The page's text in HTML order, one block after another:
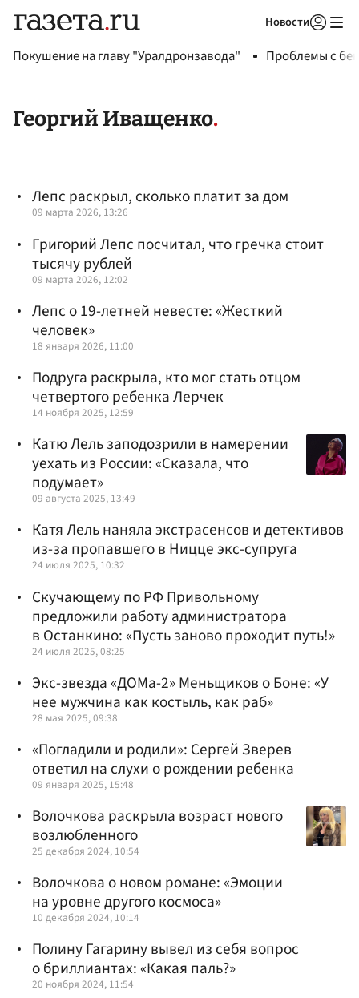
Новости
Покушение на главу "Уралдронзавода" Проблемы с
Георгий Иващенко
Лепс раскрыл, сколько платит за дом
09 марта 2026, 13:26
Григорий Лепс посчитал, что гречка стоит
тысячу рублей
09 марта 2026, 12:02
Лепс о 19-летней невесте: «Жесткий
человек»
18 января 2026, 11:00
Подруга раскрыла, кто мог стать отцом
четвертого ребенка Лерчек
14 ноября 2025, 12:59
Катю Лель заподозрили в намерении
уехать из России: «Сказала, что
подумает»
09 августа 2025, 13:49
Катя Лель наняла экстрасенсов и детективов
из-за пропавшего в Ницце экс-супруга
24 июля 2025, 10:32
Скучающему по РФ Привольному
предложили работу администратора
в Останкино: «Пусть заново проходит путь!»
24 июля 2025, 08:25
Экс-звезда «ДОМа-2» Меньщиков о Боне: «У
нее мужчина как костыль, как раб»
28 мая 2025, 09:38
«Погладили и родили»: Сергей Зверев
ответил на слухи о рождении ребенка
09 января 2025, 15:48
Волочкова раскрыла возраст нового
возлюбленного
25 декабря 2024, 10:54
Волочкова о новом романе: «Эмоции
на уровне другого космоса»
10 декабря 2024, 10:14
Полину Гагарину вывел из себя вопрос
о бриллиантах: «Какая паль?»
20 ноября 2024, 11:54